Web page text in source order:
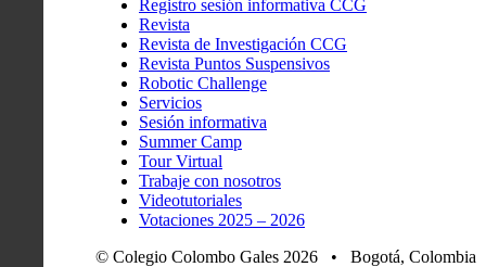
Registro sesión informativa CCG
Revista
Revista de Investigación CCG
Revista Puntos Suspensivos
Robotic Challenge
Servicios
Sesión informativa
Summer Camp
Tour Virtual
Trabaje con nosotros
Videotutoriales
Votaciones 2025 – 2026
© Colegio Colombo Gales 2026 • Bogotá, Colombia